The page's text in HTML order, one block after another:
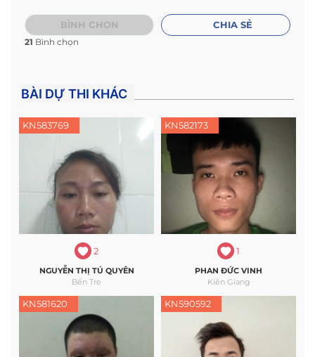
BÌNH CHỌN
21 Bình chọn
CHIA SẺ
BÀI DỰ THI KHÁC
KN583769
2
NGUYỄN THỊ TÚ QUYÊN
Bến Tre
KN582173
1
PHAN ĐỨC VINH
Kiên Giang
KN581620 KN590592